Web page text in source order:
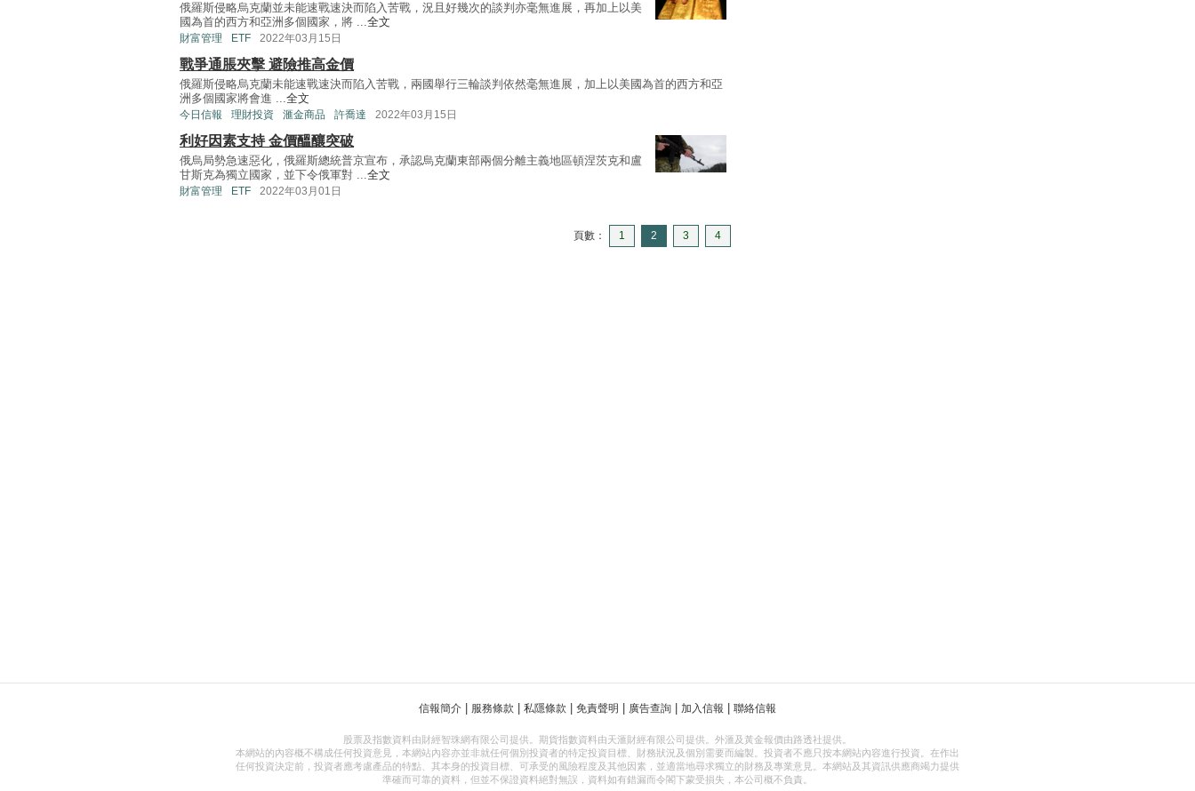
俄羅斯侵略烏克蘭並未能速戰速決而陷入苦戰，況且好幾次的談判亦毫無進展，再加上以美
國為首的西方和亞洲多個國家，將 ...全文
財富管理 ETF 2022年03月15日
戰爭通脹夾擊 避險推高金價
俄羅斯侵略烏克蘭未能速戰速決而陷入苦戰，兩國舉行三輪談判依然毫無進展，加上以美國為首的西方和亞
洲多個國家將會進 ...全文
今日信報 理財投資 滙金商品 許喬達 2022年03月15日
利好因素支持 金價醞釀突破
俄烏局勢急速惡化，俄羅斯總統普京宣布，承認烏克蘭東部兩個分離主義地區頓涅茨克和盧
甘斯克為獨立國家，並下令俄軍對 ...全文
財富管理 ETF 2022年03月01日
頁數： 1 2 3 4
信報簡介 服務條款 私隱條款 免責聲明 廣告查詢 加入信報 聯絡信報
股票及指數資料由財經智珠網有限公司提供。期貨指數資料由天滙財經有限公司提供。外滙及黃金報價由路透社提供。
本網站的內容概不構成任何投資意見，本網站內容亦並非就任何個別投資者的特定投資目標、財務狀況及個別需要而編製。投資者不應只按本網站內容進行投資。在作出
任何投資決定前，投資者應考慮產品的特點、其本身的投資目標、可承受的風險程度及其他因素，並適當地尋求獨立的財務及專業意見。本網站及其資訊供應商竭力提供
準確而可靠的資料，但並不保證資料絕對無誤，資料如有錯漏而令閣下蒙受損失，本公司概不負責。